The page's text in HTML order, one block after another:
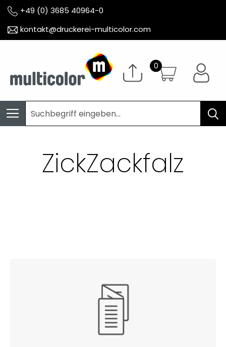
+49 (0) 3685 40964-0
kontakt@druckerei-multicolor.com
ZickZackfalz